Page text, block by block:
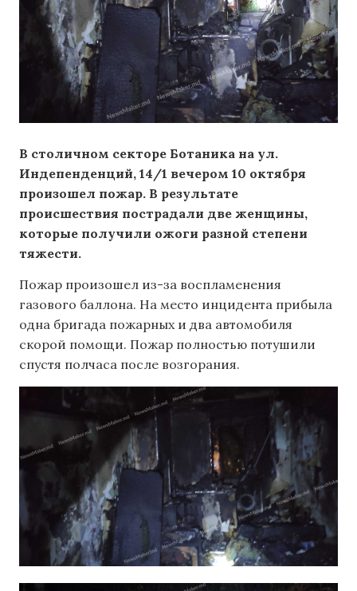
В столичном секторе Ботаника на ул.
Индепенденций, 14/1 вечером 10 октября
произошел пожар. В результате
происшествия пострадали две женщины,
которые получили ожоги разной степени
тяжести.
Пожар произошел из-за воспламенения
газового баллона. На место инцидента прибыла
одна бригада пожарных и два автомобиля
скорой помощи. Пожар полностью потушили
спустя полчаса после возгорания.